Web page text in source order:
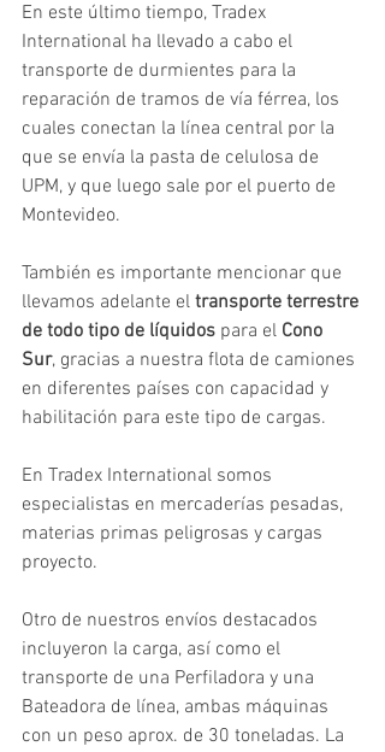
En este último tiempo, Tradex
International ha llevado a cabo el
transporte de durmientes para la
reparación de tramos de vía férrea, los
cuales conectan la línea central por la
que se envía la pasta de celulosa de
UPM, y que luego sale por el puerto de
Montevideo.
También es importante mencionar que
llevamos adelante el transporte terrestre
de todo tipo de líquidos para el Cono
Sur, gracias a nuestra flota de camiones
en diferentes países con capacidad y
habilitación para este tipo de cargas.
En Tradex International somos
especialistas en mercaderías pesadas,
materias primas peligrosas y cargas
proyecto.
Otro de nuestros envíos destacados
incluyeron la carga, así como el
transporte de una Perfiladora y una
Bateadora de línea, ambas máquinas
con un peso aprox. de 30 toneladas. La